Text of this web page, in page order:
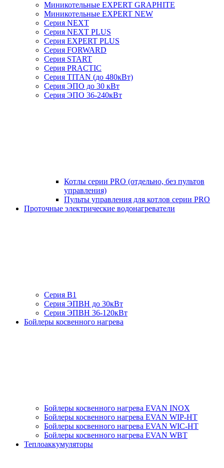
Миникотельные EXPERT GRAPHITE
Миникотельные EXPERT NEW
Серия NEXT
Серия NEXT PLUS
Серия EXPERT PLUS
Серия FORWARD
Серия START
Серия PRACTIC
Серия TITAN (до 480кВт)
Серия ЭПО до 30 кВт
Серия ЭПО 36-240кВт
Котлы серии PRO (отдельно, без пультов
управления)
Пульты управления для котлов серии PRO
Проточные электрические водонагреватели
Серия В1
Серия ЭПВН до 30кВт
Серия ЭПВН 36-120кВт
Бойлеры косвенного нагрева
Бойлеры косвенного нагрева EVAN INOX
Бойлеры косвенного нагрева EVAN WIP-HT
Бойлеры косвенного нагрева EVAN WIC-HT
Бойлеры косвенного нагрева EVAN WBT
Теплоаккумуляторы